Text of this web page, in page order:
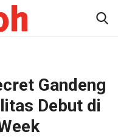
Gandeng
Debut di